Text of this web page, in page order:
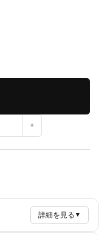
詳細を見る ▼